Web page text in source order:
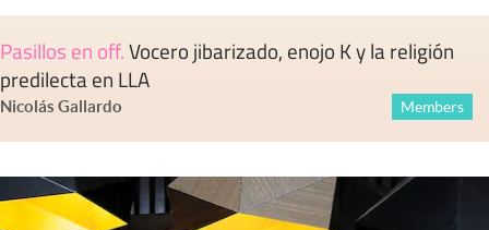
Pasillos en off.Vocero jibarizado, enojo K y la religión
predilecta en LLA
Nicolás Gallardo Members